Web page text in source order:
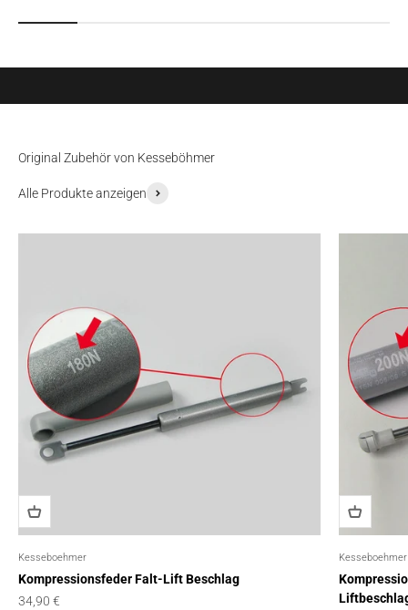
Original Zubehör von Kesseböhmer
Alle Produkte anzeigen
Kesseboehmer
Kompressionsfeder Falt-Lift Beschlag
Angebot
34,90 €
Kesseboehmer